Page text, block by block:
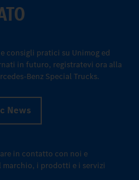
consigli pratici su Unimog ed
in futuro, registratevi ora alla
Benz Special Trucks.
News
in contatto con noi e
i prodotti e i servizi